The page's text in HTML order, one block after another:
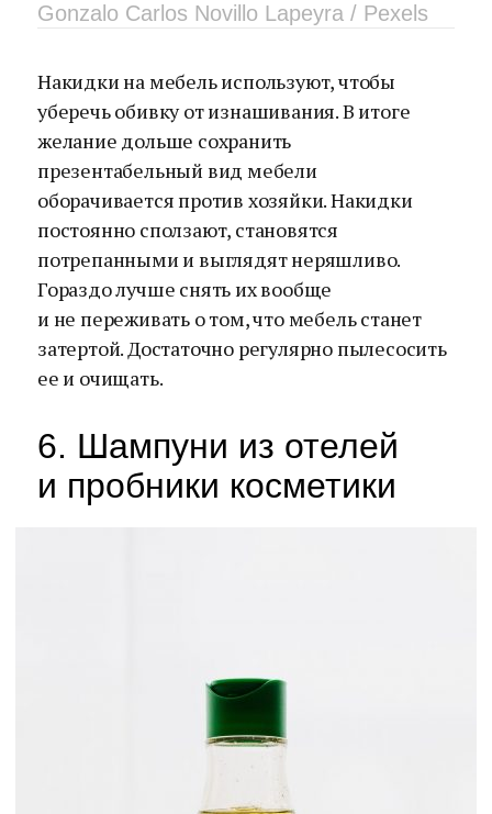
Gonzalo Carlos Novillo Lapeyra / Pexels
Накидки на мебель используют, чтобы
уберечь обивку от изнашивания. В итоге
желание дольше сохранить
презентабельный вид мебели
оборачивается против хозяйки. Накидки
постоянно сползают, становятся
потрепанными и выглядят неряшливо.
Гораздо лучше снять их вообще
и не переживать о том, что мебель станет
затертой. Достаточно регулярно пылесосить
ее и очищать.
6. Шампуни из отелей
и пробники косметики